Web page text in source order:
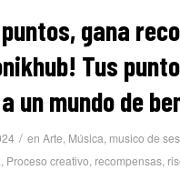
puntos, gana
Tus
un mundo de
/ enArte, Música, musico de
, Proceso creativo, recompensas,